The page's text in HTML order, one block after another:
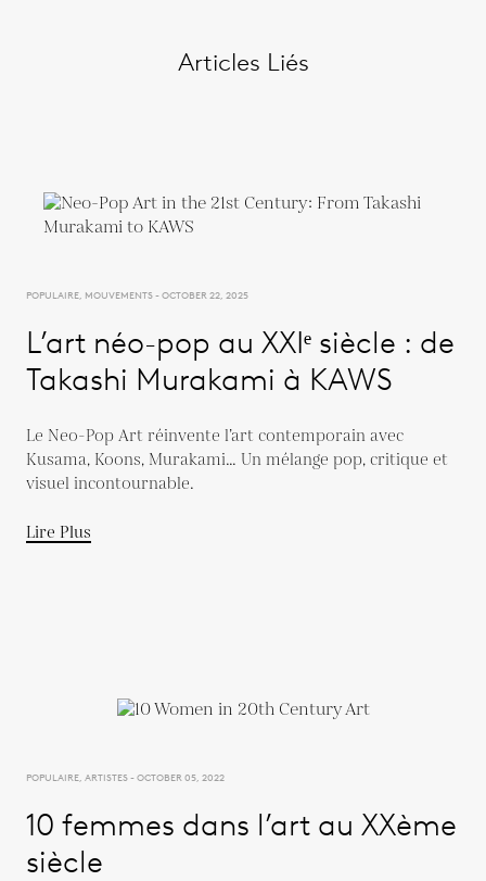
Articles Liés
POPULAIRE, MOUVEMENTS - OCTOBER 22, 2025
L’art néo-pop au XXIᵉ siècle : de
Takashi Murakami à KAWS
Le Neo-Pop Art réinvente l’art contemporain avec
Kusama, Koons, Murakami… Un mélange pop, critique et
visuel incontournable.
Lire Plus
POPULAIRE, ARTISTES - OCTOBER 05, 2022
10 femmes dans l’art au XXème
siècle